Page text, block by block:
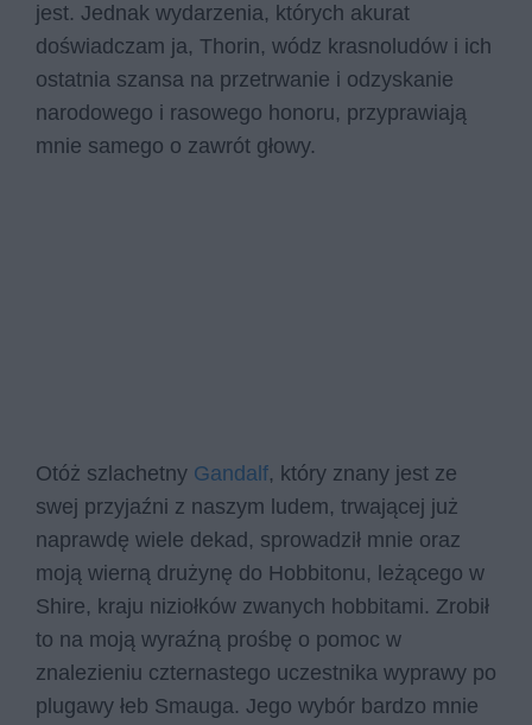
jest. Jednak wydarzenia, których akurat
doświadczam ja, Thorin, wódz krasnoludów i ich
ostatnia szansa na przetrwanie i odzyskanie
narodowego i rasowego honoru, przyprawiają
mnie samego o zawrót głowy.
Otóż szlachetny Gandalf, który znany jest ze
swej przyjaźni z naszym ludem, trwającej już
naprawdę wiele dekad, sprowadził mnie oraz
moją wierną drużynę do Hobbitonu, leżącego w
Shire, kraju niziołków zwanych hobbitami. Zrobił
to na moją wyraźną prośbę o pomoc w
znalezieniu czternastego uczestnika wyprawy po
plugawy łeb Smauga. Jego wybór bardzo mnie